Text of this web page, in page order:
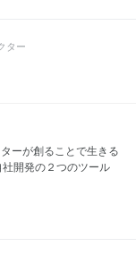
ター
ーが創ることで生きる
開発の２つのツール